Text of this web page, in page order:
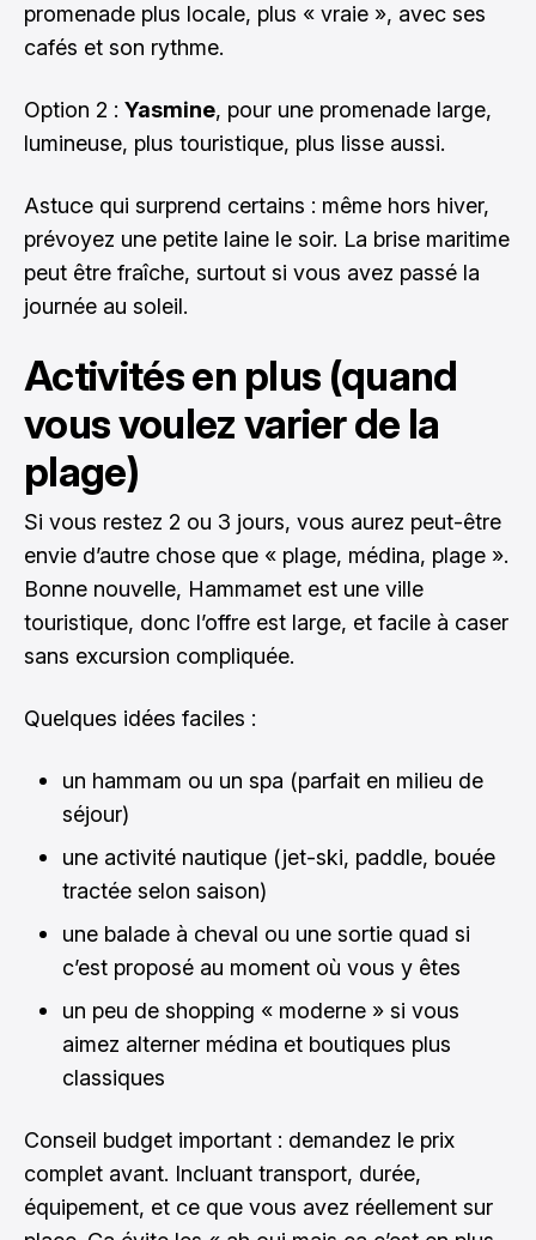
promenade plus locale, plus « vraie », avec ses
cafés et son rythme.
Option 2 : Yasmine, pour une promenade large,
lumineuse, plus touristique, plus lisse aussi.
Astuce qui surprend certains : même hors hiver,
prévoyez une petite laine le soir. La brise maritime
peut être fraîche, surtout si vous avez passé la
journée au soleil.
Activités en plus (quand
vous voulez varier de la
plage)
Si vous restez 2 ou 3 jours, vous aurez peut-être
envie d’autre chose que « plage, médina, plage ».
Bonne nouvelle, Hammamet est une ville
touristique, donc l’offre est large, et facile à caser
sans excursion compliquée.
Quelques idées faciles :
un hammam ou un spa (parfait en milieu de
séjour)
une activité nautique (jet-ski, paddle, bouée
tractée selon saison)
une balade à cheval ou une sortie quad si
c’est proposé au moment où vous y êtes
un peu de shopping « moderne » si vous
aimez alterner médina et boutiques plus
classiques
Conseil budget important : demandez le prix
complet avant. Incluant transport, durée,
équipement, et ce que vous avez réellement sur